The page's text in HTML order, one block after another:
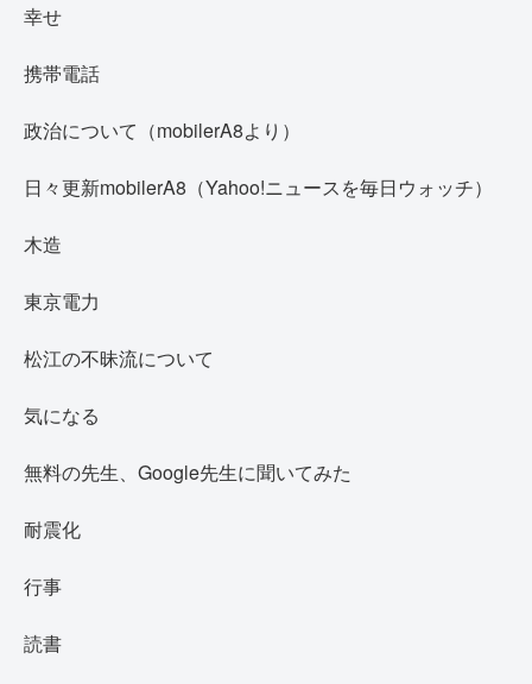
幸せ
携帯電話
政治について（mobilerA8より）
日々更新mobilerA8（Yahoo!ニュースを毎日ウォッチ）
木造
東京電力
松江の不昧流について
気になる
無料の先生、Google先生に聞いてみた
耐震化
行事
読書